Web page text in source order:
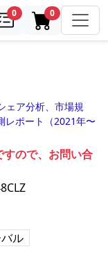
0samples0in cart
ェア分析、市場規
レポート（2021年〜
ので、お問い合
ル